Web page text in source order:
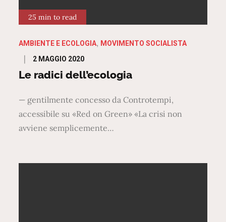
25 min to read
AMBIENTE E ECOLOGIA MOVIMENTO SOCIALISTA
Posted
on
2 MAGGIO 2020
Le radici dell’ecologia
— gentilmente concesso da Controtempi,
accessibile su «Red on Green» «La crisi non
avviene semplicemente…